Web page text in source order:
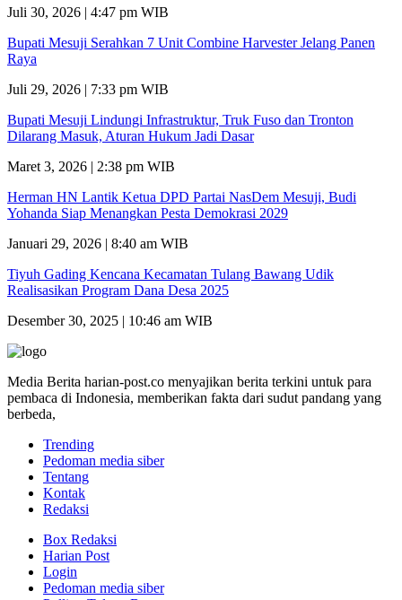
Juli 30, 2026 | 4:47 pm WIB
Bupati Mesuji Serahkan 7 Unit Combine Harvester Jelang Panen
Raya
Juli 29, 2026 | 7:33 pm WIB
Bupati Mesuji Lindungi Infrastruktur, Truk Fuso dan Tronton
Dilarang Masuk, Aturan Hukum Jadi Dasar
Maret 3, 2026 | 2:38 pm WIB
Herman HN Lantik Ketua DPD Partai NasDem Mesuji, Budi
Yohanda Siap Menangkan Pesta Demokrasi 2029
Januari 29, 2026 | 8:40 am WIB
Tiyuh Gading Kencana Kecamatan Tulang Bawang Udik
Realisasikan Program Dana Desa 2025
Desember 30, 2025 | 10:46 am WIB
Media Berita harian-post.co menyajikan berita terkini untuk para
pembaca di Indonesia, memberikan fakta dari sudut pandang yang
berbeda,
Trending
Pedoman media siber
Tentang
Kontak
Redaksi
Box Redaksi
Harian Post
Login
Pedoman media siber